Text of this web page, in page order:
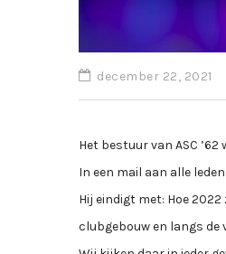
december 22, 2021
Het bestuur van ASC
In een mail aan alle
Hij eindigt met: Hoe
clubgebouw en langs de